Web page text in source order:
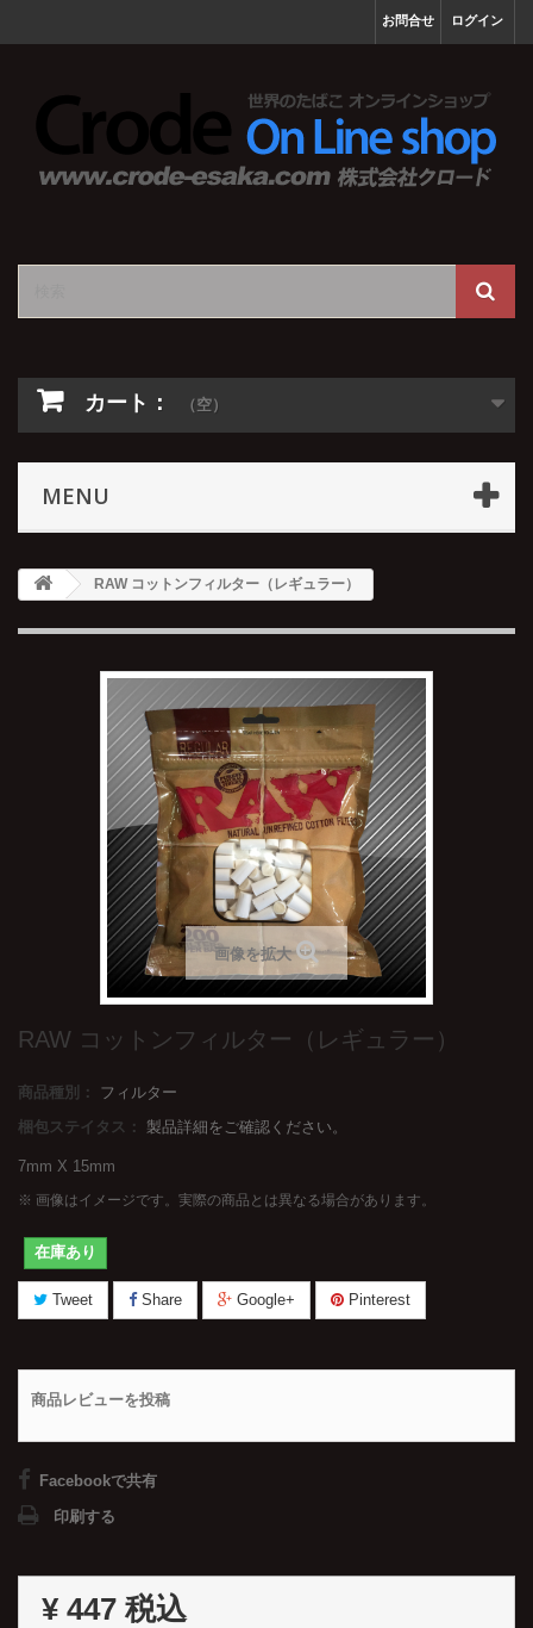
ログイン
お問合せ
カート： （空）
MENU
RAW コットンフィルター（レギュラー）
画像を拡大
RAW コットンフィルター（レギュラー）
商品種別：
フィルター
梱包ステイタス：
製品詳細をご確認ください。
7mm X 15mm
※ 画像はイメージです。実際の商品とは異なる場合があります。
在庫あり
Tweet Share Google+ Pinterest
商品レビューを投稿
Facebookで共有
印刷する
¥ 447 税込